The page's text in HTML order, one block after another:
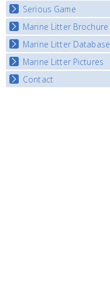
Watch Troubled Waters
Serious Game
Start the game
Marine Litter Brochure
Marine Litter Database
Marine Litter Pictures
Contact